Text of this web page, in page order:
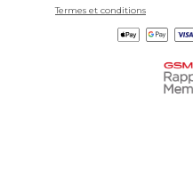
Termes et conditions